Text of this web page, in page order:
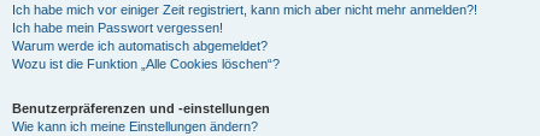
Ich habe mich vor einiger Zeit registriert, kann mich aber nicht mehr anmelden?!
Ich habe mein Passwort vergessen!
Warum werde ich automatisch abgemeldet?
Wozu ist die Funktion „Alle Cookies löschen“?
Benutzerpräferenzen und -einstellungen
Wie kann ich meine Einstellungen ändern?